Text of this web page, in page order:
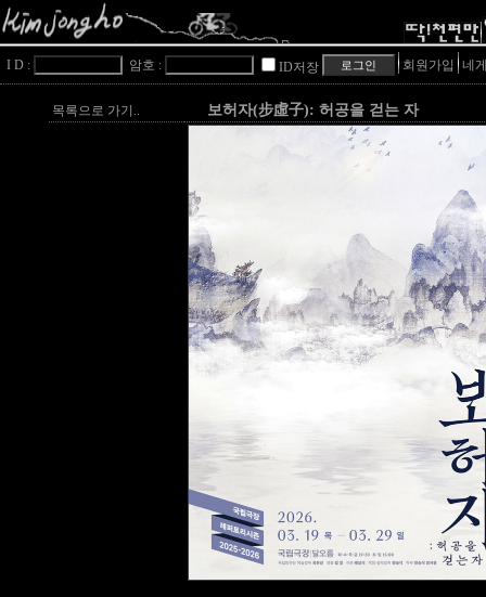
I D : 암호 : ID저장 회원가입 네
목록으로 가기.. 보허자(步虛子): 허공을 걷는 자